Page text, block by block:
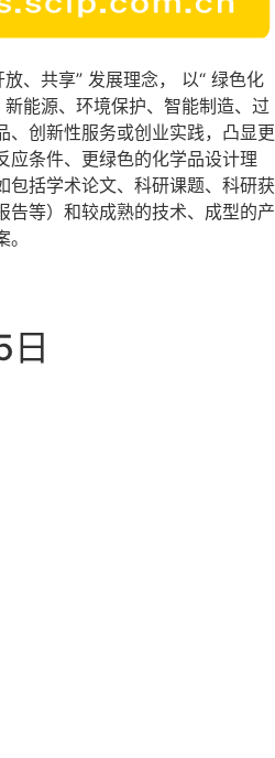
、共享” 发展理念， 以“ 绿色化
能源、环境保护、智能制造、过
、创新性服务或创业实践，凸显更
应条件、更绿色的化学品设计理
包括学术论文、科研课题、科研获
告等）和较成熟的技术、成型的产
日